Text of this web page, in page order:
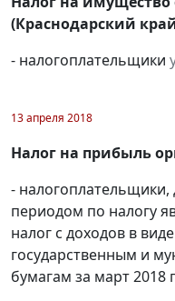
(Краснодарский
- налогоплательщики
13 апреля 2018
Налог на прибыль
-
периодом по налогу
налог с доходов в
государственным и
бумагам за март 2018